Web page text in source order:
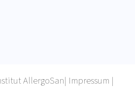
AllergoSan| Impressum |